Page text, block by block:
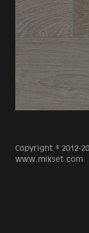
Copyright © 2012-
www.mikset.com